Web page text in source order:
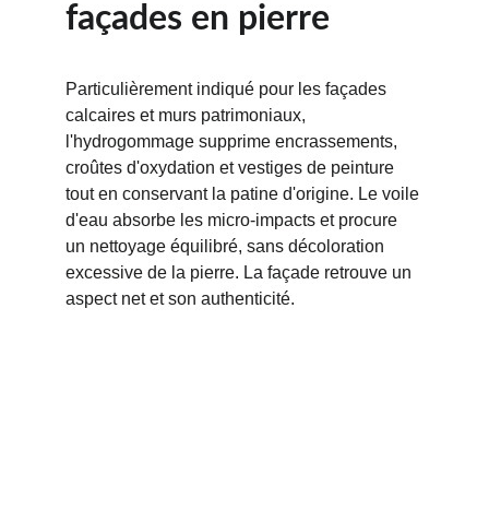
façades en pierre
Particulièrement indiqué pour les façades
calcaires et murs patrimoniaux,
l'hydrogommage supprime encrassements,
croûtes d'oxydation et vestiges de peinture
tout en conservant la patine d'origine. Le voile
d'eau absorbe les micro-impacts et procure
un nettoyage équilibré, sans décoloration
excessive de la pierre. La façade retrouve un
aspect net et son authenticité.